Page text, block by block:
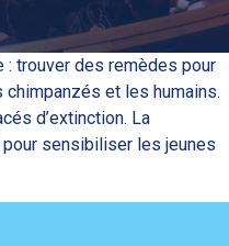
: trouver des remèdes pour
et les humains.
d’extinction. La
sensibiliser les jeunes